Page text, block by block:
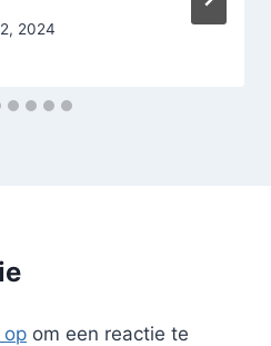
2024
op om een reactie te